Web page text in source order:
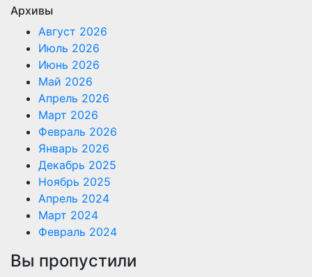
Архивы
Август 2026
Июль 2026
Июнь 2026
Май 2026
Апрель 2026
Март 2026
Февраль 2026
Январь 2026
Декабрь 2025
Ноябрь 2025
Апрель 2024
Март 2024
Февраль 2024
Вы пропустили